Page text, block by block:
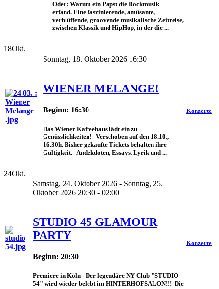
Oder: Warum ein Papst die Rockmusik
erfand. Eine faszinierende, amüsante,
verblüffende, groovende musikalische Zeitreise,
zwischen Klassik und HipHop, in der die ...
18Okt.
Sonntag, 18. Oktober 2026 16:30
WIENER MELANGE!
Beginn: 16:30
Das Wiener Kaffeehaus lädt ein zu
Genüsslichkeiten! Verschoben auf den 18.10.,
16.30h. Bisher gekaufte Tickets behalten ihre
Gültigkeit. Andekdoten, Essays, Lyrik und ...
Konzerte
24Okt.
Samstag, 24. Oktober 2026 - Sonntag, 25.
Oktober 2026 20:30 - 02:00
STUDIO 45 GLAMOUR
PARTY
Beginn: 20:30
Premiere in Köln - Der legendäre NY Club "STUDIO
54" wird wieder belebt im HINTERHOFSALON!!! Die
Konzerte